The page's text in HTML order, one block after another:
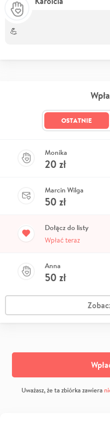
💪
OSTATNIE
Monika
20 zł
Marcin Wilga
50 zł
Dołącz do listy
Wpłać teraz
Anna
50 zł
Uważasz, że ta zbiórka zawiera